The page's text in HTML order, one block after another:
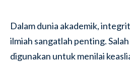
Dalam dunia akademik,
ilmiah sangatlah penting.
digunakan untuk menilai